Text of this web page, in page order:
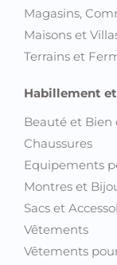
Magasins,
Maisons et
Terrains et
Habillement
Beauté et Bien
Chaussures
Equipements
Montres et
Sacs et
Vêtements
Vêtements